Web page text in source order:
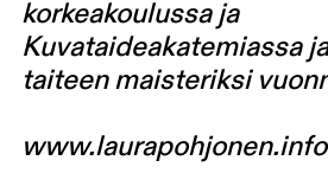
korkeakoulussa ja
Kuvataideakatemiassa
taiteen maisteriksi
www.laurapohjonen.info